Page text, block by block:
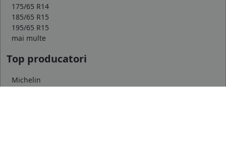
175/65 R14
185/65 R15
195/65 R15
mai multe
Top producatori
Michelin